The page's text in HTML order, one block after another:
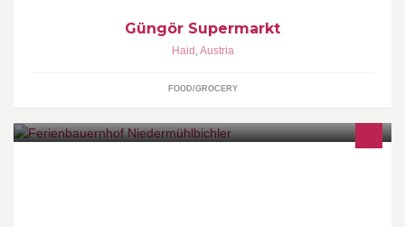
Güngör Supermarkt
Haid ,Austria
FOOD/GROCERY